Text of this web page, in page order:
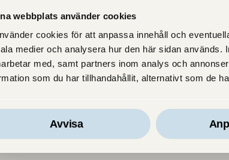
webbplats använder cookies
cookies för att anpassa innehåll och
medier och analysera hur den här sidan
med, samt partners inom analys och
som du har tillhandahållit, alternativt som de
Avvisa